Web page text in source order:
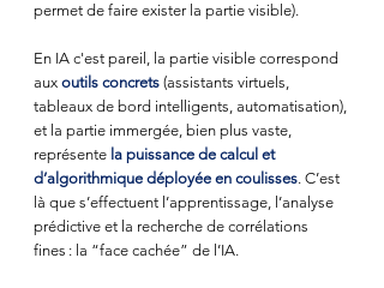
permet de faire exister la partie visible).
En IA c'est pareil, la partie visible correspond
aux outils concrets (assistants virtuels,
tableaux de bord intelligents, automatisation),
et la partie immergée, bien plus vaste,
représente la puissance de calcul et
d’algorithmique déployée en coulisses. C’est
là que s’effectuent l’apprentissage, l’analyse
prédictive et la recherche de corrélations
fines : la “face cachée” de l’IA.